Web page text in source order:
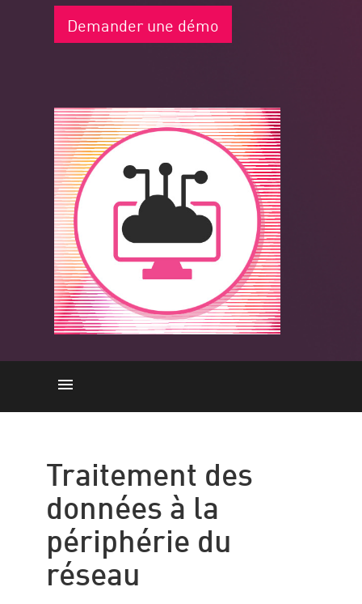
Demander une démo
Confidentialité & Sécurité
Solution Check Point
Ressources
Traitement des
données à la
périphérie du
réseau